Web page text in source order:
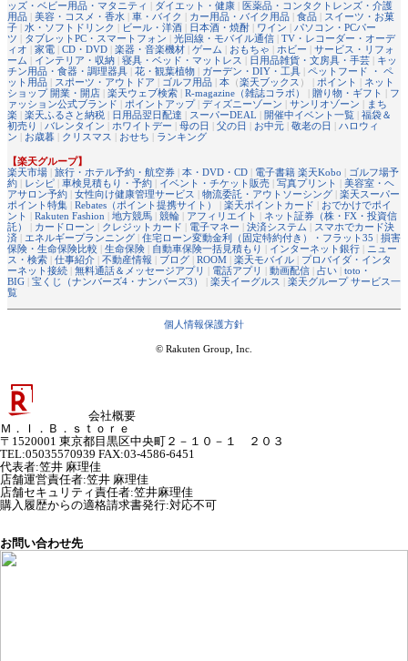
ッズ・ベビー用品・マタニティ
ダイエット・健康
医薬品・コンタクトレンズ・介護
用品
美容・コスメ・香水 車・バイク カー用品・バイク用品 食品
スイーツ・お菓
子
水・ソフトドリンク ビール・洋酒 日本酒・焼酎 ワイン
パソコン・PCパー
ツ
タブレットPC・スマートフォン 光回線・モバイル通信
TV・レコーダー・オーデ
ィオ
家電 CD・DVD 楽器・音楽機材 ゲーム おもちゃ ホビー
サービス・リフォ
ーム
インテリア・収納 寝具・ベッド・マットレス 日用品雑貨・文房具・手芸
キッ
チン用品・食器・調理器具
花・観葉植物 ガーデン・DIY・工具
ペットフード ・ ペ
ット用品
スポーツ・アウトドア ゴルフ用品 本 （楽天ブックス ） | ポイント
ネット
ショップ 開業・開店
楽天ウェブ検索 R-magazine（雑誌コラボ） 贈り物・ギフト
フ
ァッション公式ブランド
ポイントアップ ディズニーゾーン サンリオゾーン
まち
楽
楽天ふるさと納税 日用品翌日配達 スーパーDEAL 開催中イベント一覧
福袋＆
初売り
バレンタイン ホワイトデー 母の日 父の日 お中元 敬老の日
ハロウィ
ン
お歳暮 クリスマス おせち ランキング
【楽天グループ】
楽天市場
旅行・ホテル予約・航空券 本・DVD・CD 電子書籍 楽天Kobo
ゴルフ場予
約
レシピ 車検見積もり・予約 イベント・チケット販売 写真プリント
美容室・ヘ
アサロン予約
女性向け健康管理サービス 物流委託・アウトソーシング
楽天スーパー
ポイント特集
Rebates（ポイント提携サイト） 楽天ポイントカード
おでかけでポイ
ント
Rakuten Fashion 地方競馬 競輪 アフィリエイト
ネット証券（株・FX・投資信
託）
カードローン クレジットカード 電子マネー 決済システム
スマホでカード決
済
エネルギープランニング 住宅ローン変動金利（固定特約付き）・フラット35
損害
保険・生命保険比較
生命保険 自動車保険一括見積もり インターネット銀行
ニュー
ス・検索
仕事紹介 不動産情報 ブログ ROOM 楽天モバイル
プロバイダ・インタ
ーネット接続
無料通話＆メッセージアプリ 電話アプリ 動画配信 占い
toto・
BIG
宝くじ（ナンバーズ4・ナンバーズ3） 楽天イーグルス
楽天グループ サービス一
覧
個人情報保護方針
© Rakuten Group, Inc.
会社概要
Ｍ．Ｉ．Ｂ．ｓｔｏｒｅ
〒1520001 東京都目黒区中央町２－１０－１ ２０３
TEL:05035570939 FAX:03-4586-6451
代表者:笠井 麻理佳
店舗運営責任者:笠井 麻理佳
店舗セキュリティ責任者:笠井麻理佳
購入履歴からの適格請求書発行:対応不可
お問い合わせ先